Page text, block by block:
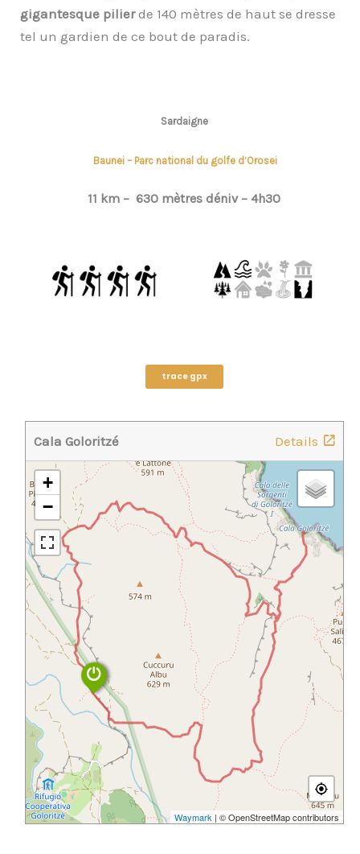
gigantesque pilierde 140 mètres de haut se dresse
tel un gardien de ce bout de paradis.
Sardaigne
Baunei – Parc national du golfe d’Orosei
11 km – 630 mètres déniv – 4h30
trace gpx
Details
Cala Goloritzé
+
−
Waymark| © OpenStreetMap contributors